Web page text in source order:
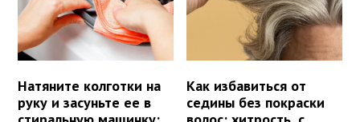
Натяните колготки на
руку и засуньте ее в
Как избавиться от
седины без покраски